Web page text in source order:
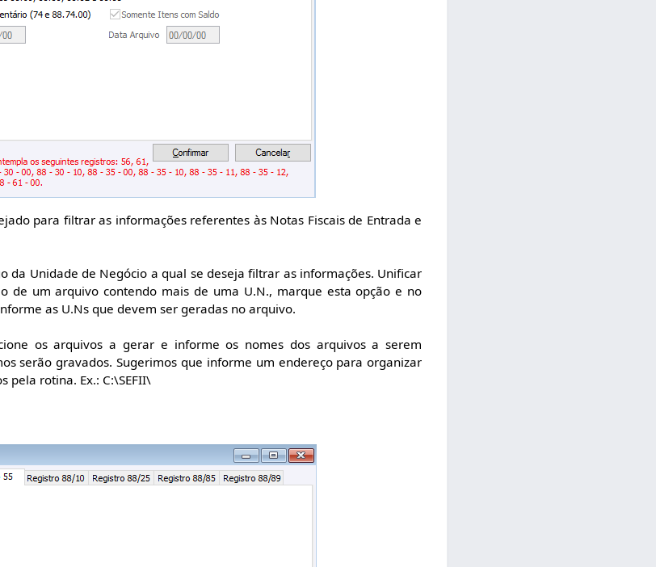
para filtrar as informações referentes às Notas Fiscais de Entrada e
da Unidade de Negócio a qual se deseja filtrar as informações. Unificar
de um arquivo contendo mais de uma U.N., marque esta opção e no
as U.Ns que devem ser geradas no arquivo.
os arquivos a gerar e informe os nomes dos arquivos a serem
serão gravados. Sugerimos que informe um endereço para organizar
pela rotina. Ex.: C:\SEFII\